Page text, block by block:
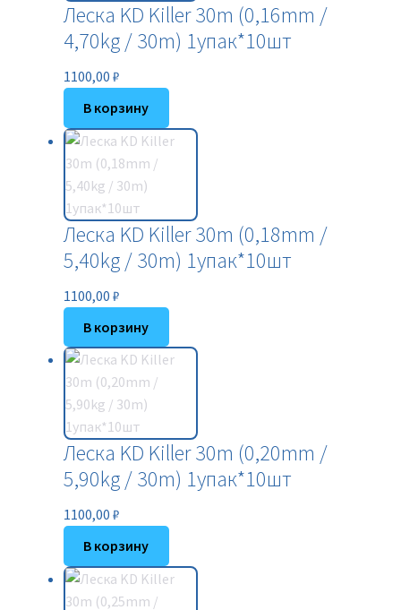
Леска KD Killer 30m (0,16mm /
4,70kg / 30m) 1упак*10шт
1100,00 ₽
В корзину
Леска KD Killer 30m (0,18mm /
5,40kg / 30m) 1упак*10шт
1100,00 ₽
В корзину
Леска KD Killer 30m (0,20mm /
5,90kg / 30m) 1упак*10шт
1100,00 ₽
В корзину